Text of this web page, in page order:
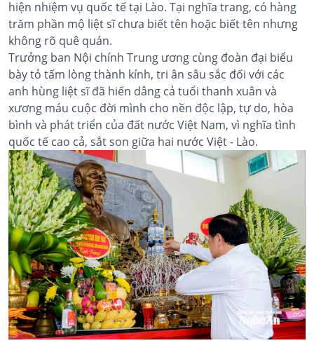
hiện nhiệm vụ quốc tế tại Lào. Tại nghĩa trang, có hàng
trăm phần mộ liệt sĩ chưa biết tên hoặc biết tên nhưng
không rõ quê quán.
Trưởng ban Nội chính Trung ương cùng đoàn đại biểu
bày tỏ tấm lòng thành kính, tri ân sâu sắc đối với các
anh hùng liệt sĩ đã hiến dâng cả tuổi thanh xuân và
xương máu cuộc đời mình cho nền độc lập, tự do, hòa
bình và phát triển của đất nước Việt Nam, vì nghĩa tình
quốc tế cao cả, sắt son giữa hai nước Việt - Lào.